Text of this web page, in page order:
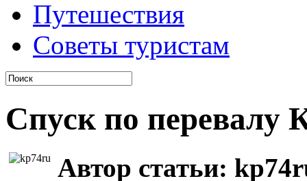
Путешествия
Советы туристам
Спуск по
Автор статьи: